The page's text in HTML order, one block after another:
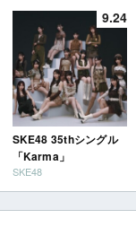
9.24
SKE48 35thシングル
「Karma」
SKE48